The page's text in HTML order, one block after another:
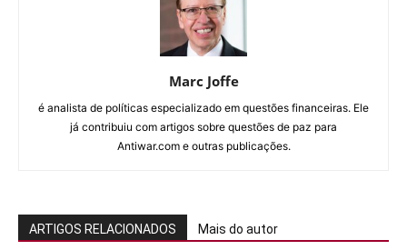
Marc Joffe
é analista de políticas especializado em questões financeiras. Ele
já contribuiu com artigos sobre questões de paz para
Antiwar.com e outras publicações.
ARTIGOS RELACIONADOS Mais do autor